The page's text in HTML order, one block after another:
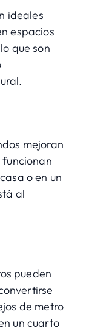
ideales
espacios
que son
mejoran
o en un
al
pueden
de metro
un cuarto